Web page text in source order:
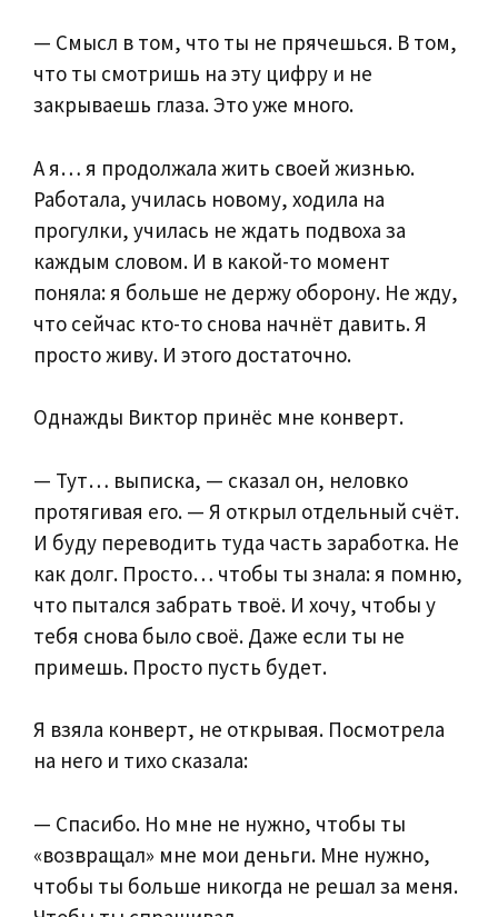
— Смысл в том, что ты не прячешься. В том,
что ты смотришь на эту цифру и не
закрываешь глаза. Это уже много.
А я… я продолжала жить своей жизнью.
Работала, училась новому, ходила на
прогулки, училась не ждать подвоха за
каждым словом. И в какой-то момент
поняла: я больше не держу оборону. Не жду,
что сейчас кто-то снова начнёт давить. Я
просто живу. И этого достаточно.
Однажды Виктор принёс мне конверт.
— Тут… выписка, — сказал он, неловко
протягивая его. — Я открыл отдельный счёт.
И буду переводить туда часть заработка. Не
как долг. Просто… чтобы ты знала: я помню,
что пытался забрать твоё. И хочу, чтобы у
тебя снова было своё. Даже если ты не
примешь. Просто пусть будет.
Я взяла конверт, не открывая. Посмотрела
на него и тихо сказала:
— Спасибо. Но мне не нужно, чтобы ты
«возвращал» мне мои деньги. Мне нужно,
чтобы ты больше никогда не решал за меня.